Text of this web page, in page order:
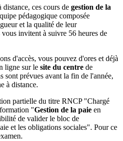
distance, ces cours de gestion de la
pédagogique composée
et la qualité de leur
invitent à suivre 56 heures de
d'accès, vous pouvez d'ores et déjà
ligne sur le site du centre de
sont prévues avant la fin de l'année,
à distance.
partielle du titre RNCP "Chargé
"Gestion de la paie en
de valider le bloc de
et les obligations sociales". Pour ce